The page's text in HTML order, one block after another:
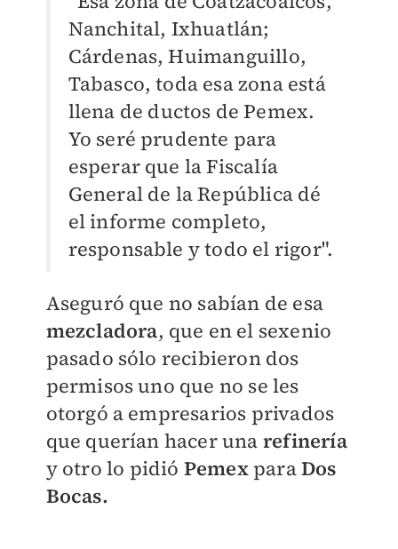
Nanchital, Ixhuatlán;
Cárdenas, Huimanguillo,
Tabasco, toda esa zona está
llena de ductos de Pemex.
Yo seré prudente para
esperar que la Fiscalía
General de la República dé
el informe completo,
responsable y todo el rigor".
Aseguró que no sabían de esa
mezcladora, que en el sexenio
pasado sólo recibieron dos
permisos uno que no se les
otorgó a empresarios privados
que querían hacer una refinería
y otro lo pidió Pemex paraDos
Bocas.